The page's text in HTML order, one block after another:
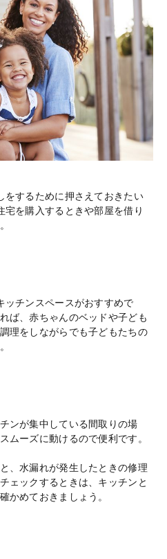
をするために押さえておきたい
を購入するときや部屋を借り
ッチンスペースがおすすめで
ば、赤ちゃんのベッドや子ども
理をしながらでも子どもたちの
ンが集中している間取りの場
ムーズに動けるので便利です。
、水漏れが発生したときの修理
ェックするときは、キッチンと
かめておきましょう。